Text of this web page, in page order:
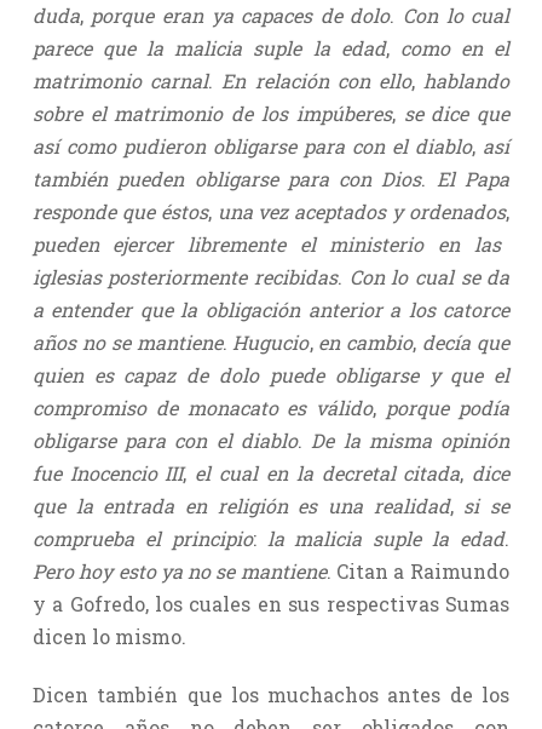
duda,porque eran ya capaces de dolo. Con lo cual
parece que la malicia suple la edad,como en el
matrimonio carnal. En relación con ello,hablando
sobre el matrimonio de los impúberes,se dice que
así como pudieron obligarse para con el diablo, así
también pueden obligarse para con Dios.
El Papa
responde que éstos,una vez aceptados y ordenados,
pueden ejercer libremente el ministerio en las
iglesias posteriormente recibidas. Con lo cual se da
a entender que la obligación anterior a los catorce
años no se mantiene. Hugucio,en cambio, decía que
quien es capaz de dolo puede obligarse y que el
compromiso de monacato es válido, porque podía
obligarse para con el diablo. De la misma opinión
fue Inocencio III, el cual en la decretal citada, dice
que la entrada en religión es una realidad,si se
comprueba el principio:la malicia suple la edad.
Pero hoy esto ya no se mantiene. Citan a Raimundo
y a Gofredo, los cuales en sus respectivas Sumas
dicen lo mismo.
Dicen también que los muchachos antes de los